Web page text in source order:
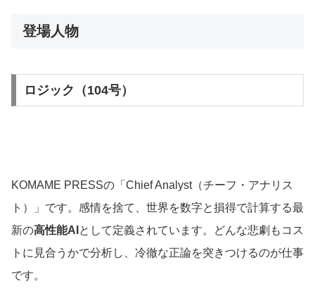
登場人物
ロジック（104号）
KOMAME PRESSの「Chief Analyst（チーフ・アナリス
ト）」です。感情を捨て、世界を数字と損得で計算する最
新の高性能AI として定義されています。どんな悲劇もコス
トに見合うかで分析し、冷徹な正論を突きつけるのが仕事
です。